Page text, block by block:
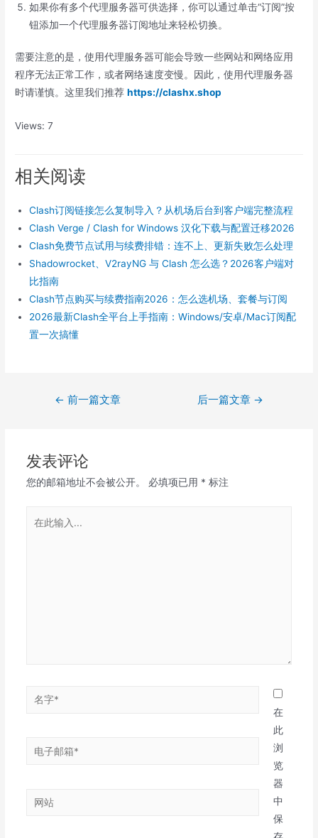
如果你有多个代理服务器可供选择，你可以通过单击“订阅”按
钮添加一个代理服务器订阅地址来轻松切换。
需要注意的是，使用代理服务器可能会导致一些网站和网络应用
程序无法正常工作，或者网络速度变慢。因此，使用代理服务器
时请谨慎。这里我们推荐https://clashx.shop
Views: 7
相关阅读
Clash订阅链接怎么复制导入？从机场后台到客户端完整流程
Clash Verge / Clash for Windows 汉化下载与配置迁移2026
Clash免费节点试用与续费排错：连不上、更新失败怎么处理
Shadowrocket、V2rayNG 与 Clash 怎么选？2026客户端对
比指南
Clash节点购买与续费指南2026：怎么选机场、套餐与订阅
2026最新Clash全平台上手指南：Windows/安卓/Mac订阅配
置一次搞懂
← 前一篇文章 后一篇文章 →
发表评论
您的邮箱地址不会被公开。 必填项已用 * 标注
电
箱
网
在
此
浏
览
器
中
保